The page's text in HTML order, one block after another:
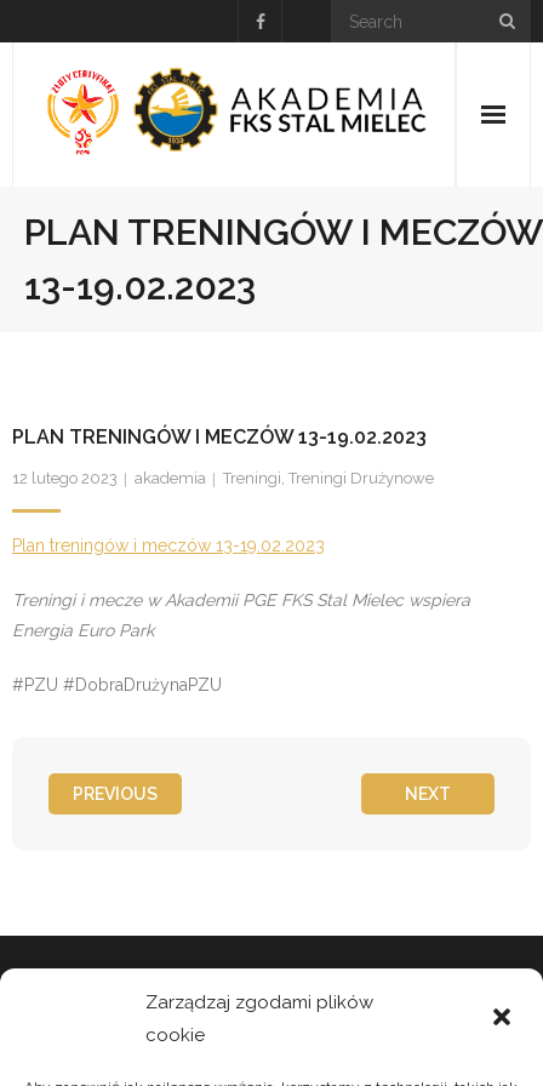
Zarządzaj zgodami plików
cookie
to
Do Pobrania
Kontakt
PLAN TRENINGÓW I MECZÓW
13-19.02.2023
PLAN TRENINGÓW I MECZÓW 13-19.02.2023
12 lutego 2023 akademia Treningi, Treningi Drużynowe
Plan treningów i meczów 13-19.02.2023
Treningi i mecze w Akademii PGE FKS Stal Mielec wspiera
Energia Euro Park
#PZU #DobraDrużynaPZU
PREVIOUS NEXT